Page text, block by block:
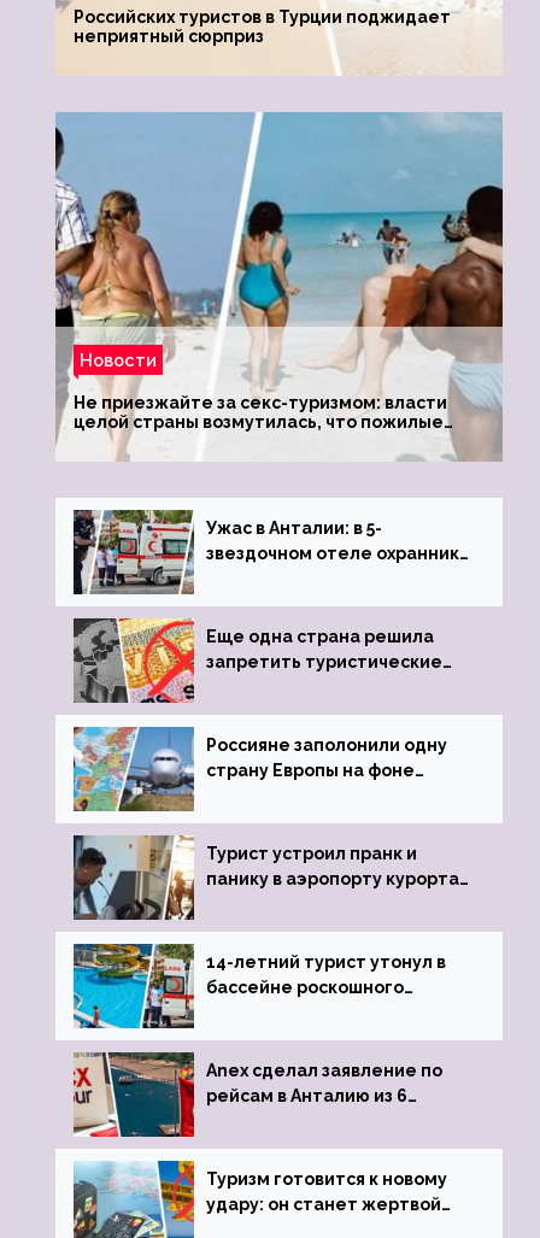
Российских туристов в Турции поджидает
неприятный сюрприз
Новости
Не приезжайте за секс-туризмом: власти
целой страны возмутилась, что пожилые
туристки массово едут к ним, чтобы
обзавестись молодыми любовниками
Ужас в Анталии: в 5-
звездочном отеле охранник
пистолета
Еще одна страна решила
запретить туристические
Россияне заполонили одну
страну Европы на фоне
виз
Турист устроил пранк и
панику в аэропорту курорта,
задержке рейса
14-летний турист утонул в
бассейне роскошного
Anex сделал заявление по
рейсам в Анталию из 6
Туризм готовится к новому
удару: он станет жертвой